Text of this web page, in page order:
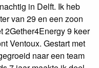
in Delft. Ik heb
van 29 en een zoon
2Gether4Energy 9 keer
Ventoux. Gestart met
naar een team